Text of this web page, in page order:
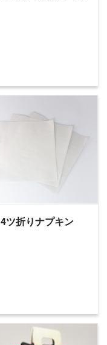
4ツ折りナプキン